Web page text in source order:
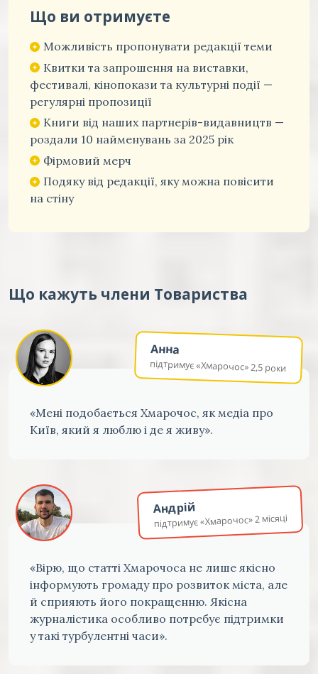
Що ви отримуєте
Можливість пропонувати редакції теми
Квитки та запрошення на виставки,
фестивалі, кінопокази та культурні події —
регулярні пропозиції
Книги від наших партнерів-видавництв —
роздали 10 найменувань за 2025 рік
Фірмовий мерч
Подяку від редакції, яку можна повісити
на стіну
Що кажуть члени Товариства
Анна
підтримує «Хмарочос» 2,5 роки
«Мені подобається Хмарочос, як медіа про
Київ, який я люблю і де я живу».
Андрій
підтримує «Хмарочос» 2 місяці
«Вірю, що статті Хмарочоса не лише якісно
інформують громаду про розвиток міста, але
й сприяють його покращенню. Якісна
журналістика особливо потребує підтримки
у такі турбулентні часи».